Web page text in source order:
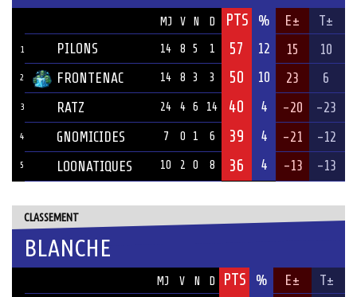
MJ V N D PTS % E± T±
1 PILONS 14 8 5 1 57 12 15 10
2 FRONTENAC 14 8 3 3 50 10 23 6
3 RATZ 24 4 6 14 40 4 -20 -23
4 GNOMICIDES 7 0 1 6 39 4 -21 -12
5 LOONATIQUES 10 2 0 8 36 4 -13 -13
CLASSEMENT
BLANCHE
MJ V N D PTS % E± T±